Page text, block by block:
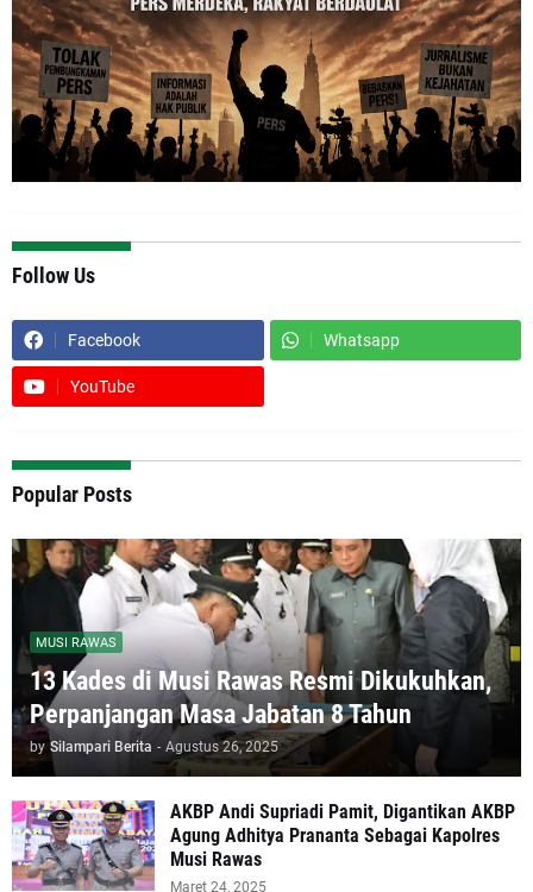
Follow Us
Facebook Whatsapp
YouTube
Popular Posts
MUSI RAWAS
13 Kades di Musi Rawas Resmi Dikukuhkan,
Perpanjangan Masa Jabatan 8 Tahun
by Silampari Berita - Agustus 26, 2025
AKBP Andi Supriadi Pamit, Digantikan AKBP
Agung Adhitya Prananta Sebagai Kapolres
Musi Rawas
Maret 24, 2025